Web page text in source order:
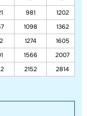
981
1202
1098
1362
1274
1605
1566
2007
2152 2814